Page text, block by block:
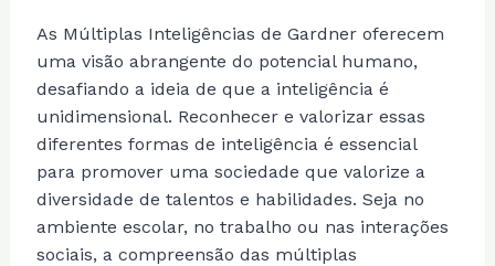
As Múltiplas Inteligências de Gardner oferecem
uma visão abrangente do potencial humano,
desafiando a ideia de que a inteligência é
unidimensional. Reconhecer e valorizar essas
diferentes formas de inteligência é essencial
para promover uma sociedade que valorize a
diversidade de talentos e habilidades. Seja no
ambiente escolar, no trabalho ou nas interações
sociais, a compreensão das múltiplas